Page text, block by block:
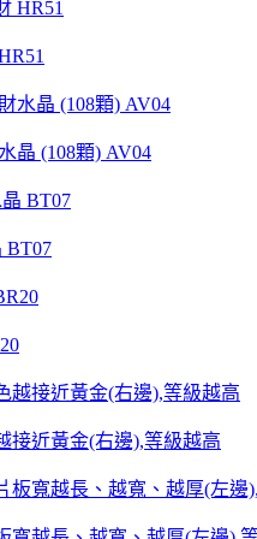
晶 (108顆) AV04
BT07
接近黃金(右邊),等級越高